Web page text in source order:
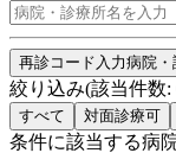
再診コード入力病院・
絞り込み(該当件数:
すべて 対面診療可
条件に該当する病